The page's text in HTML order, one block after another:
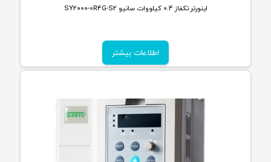
اینورتر تکفاز 0.4 کیلووات سانیو SY2000-0R4G-S2
اطلاعات بیشتر